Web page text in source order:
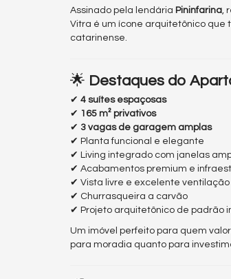
Assinado pela lendária Pininfarina,
Vitra é um ícone arquitetônico que
catarinense.
🌟 Destaques do
✔ 4 suítes espaçosas
✔ 165 m² privativos
✔ 3 vagas de garagem amplas
✔ Planta funcional e elegante
✔ Living integrado com janelas
✔ Acabamentos premium e
✔ Vista livre e excelente ventilação
✔ Churrasqueira a carvão
✔ Projeto arquitetônico de padrão
Um imóvel perfeito para quem
para moradia quanto para